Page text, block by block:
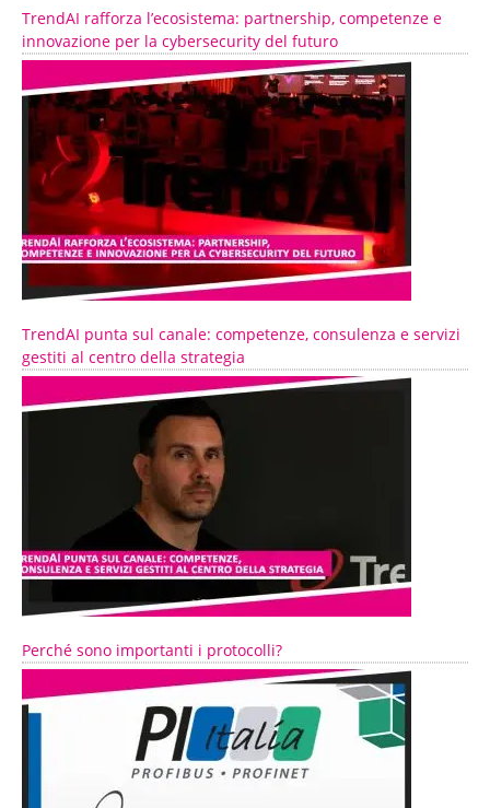
TrendAI rafforza l’ecosistema: partnership, competenze e
innovazione per la cybersecurity del futuro
TrendAI punta sul canale: competenze, consulenza e servizi
gestiti al centro della strategia
Perché sono importanti i protocolli?